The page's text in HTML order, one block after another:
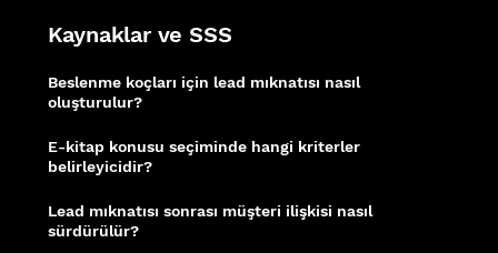
Kaynaklar ve SSS
Beslenme koçları için lead mıknatısı nasıl
oluşturulur?
E-kitap konusu seçiminde hangi kriterler
belirleyicidir?
Lead mıknatısı sonrası müşteri ilişkisi nasıl
sürdürülür?